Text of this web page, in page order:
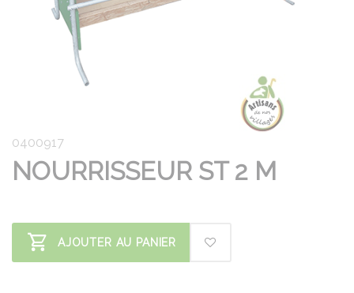
0400917
NOURRISSEUR ST 2 M
AJOUTER AU PANIER